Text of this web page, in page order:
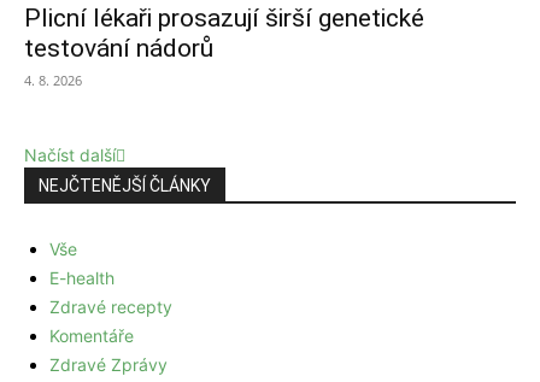
Plicní lékaři prosazují širší genetické
testování nádorů
4. 8. 2026
Načíst další
NEJČTENĚJŠÍ ČLÁNKY
Vše
E-health
Zdravé recepty
Komentáře
Zdravé Zprávy